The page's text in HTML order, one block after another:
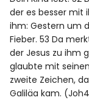
der es besser mit
ihm: Gestern um
Fieber. 53 Da
der Jesus zu ihm
glaubte mit
zweite Zeichen,
Galiläa kam.